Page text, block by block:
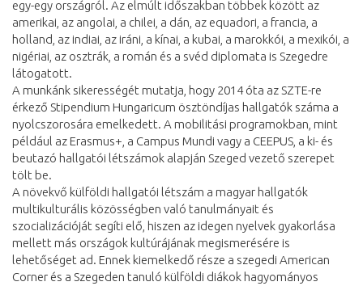
egy-egy országról. Az elmúlt időszakban többek között az
amerikai, az angolai, a chilei, a dán, az equadori, a francia, a
holland, az indiai, az iráni, a kínai, a kubai, a marokkói, a mexikói, a
nigériai, az osztrák, a román és a svéd diplomata is Szegedre
látogatott.
A munkánk sikerességét mutatja, hogy 2014 óta az SZTE-re
érkező Stipendium Hungaricum ösztöndíjas hallgatók száma a
nyolcszorosára emelkedett. A mobilitási programokban, mint
például az Erasmus+, a Campus Mundi vagy a CEEPUS, a ki- és
beutazó hallgatói létszámok alapján Szeged vezető szerepet
tölt be.
A növekvő külföldi hallgatói létszám a magyar hallgatók
multikulturális közösségben való tanulmányait és
szocializációját segíti elő, hiszen az idegen nyelvek gyakorlása
mellett más országok kultúrájának megismerésére is
lehetőséget ad. Ennek kiemelkedő része a szegedi American
Corner és a Szegeden tanuló külföldi diákok hagyományos